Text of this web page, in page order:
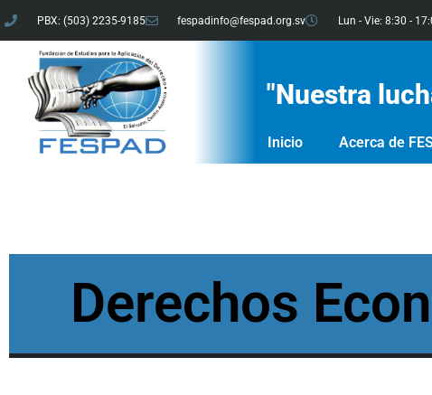
PBX: (503) 2235-9185 fespadinfo@fespad.org.sv Lun - Vie: 8:30 -
"Nuestra
Inicio Acerca de
Derechos